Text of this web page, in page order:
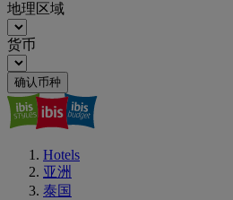
地理区域
货币
确认币种
Hotels
亚洲
泰国